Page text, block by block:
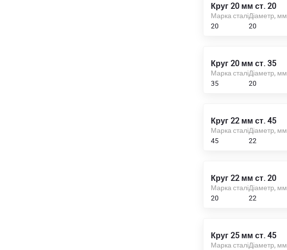
Круг 20 мм ст. 20
Марка сталі
20
Діаметр, мм
20
Круг 20 мм ст. 35
Марка сталі
35
Діаметр, мм
20
Круг 22 мм ст. 45
Марка сталі
45
Діаметр, мм
22
Круг 22 мм ст. 20
Марка сталі
20
Діаметр, мм
22
Круг 25 мм ст. 45
Марка сталіДіаметр, мм